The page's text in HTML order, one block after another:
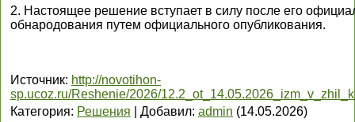
2. Настоящее решение вступает в силу после его
обнародования путем официального опубликования.
Источник: http://novotihon-
sp.ucoz.ru/Reshenie/2026/
Категория: Решения Добавил: admin (14.05.2026)